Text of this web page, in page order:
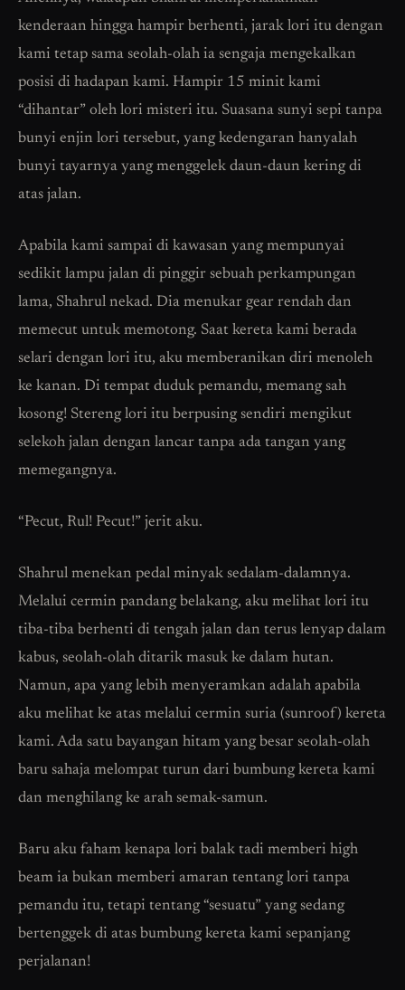
kenderaan hingga hampir berhenti, jarak lori itu dengan
kami tetap sama seolah-olah ia sengaja mengekalkan
posisi di hadapan kami. Hampir 15 minit kami
“dihantar” oleh lori misteri itu. Suasana sunyi sepi tanpa
bunyi enjin lori tersebut, yang kedengaran hanyalah
bunyi tayarnya yang menggelek daun-daun kering di
atas jalan.
Apabila kami sampai di kawasan yang mempunyai
sedikit lampu jalan di pinggir sebuah perkampungan
lama, Shahrul nekad. Dia menukar gear rendah dan
memecut untuk memotong. Saat kereta kami berada
selari dengan lori itu, aku memberanikan diri menoleh
ke kanan. Di tempat duduk pemandu, memang sah
kosong! Stereng lori itu berpusing sendiri mengikut
selekoh jalan dengan lancar tanpa ada tangan yang
memegangnya.
“Pecut, Rul! Pecut!” jerit aku.
Shahrul menekan pedal minyak sedalam-dalamnya.
Melalui cermin pandang belakang, aku melihat lori itu
tiba-tiba berhenti di tengah jalan dan terus lenyap dalam
kabus, seolah-olah ditarik masuk ke dalam hutan.
Namun, apa yang lebih menyeramkan adalah apabila
aku melihat ke atas melalui cermin suria (sunroof) kereta
kami. Ada satu bayangan hitam yang besar seolah-olah
baru sahaja melompat turun dari bumbung kereta kami
dan menghilang ke arah semak-samun.
Baru aku faham kenapa lori balak tadi memberi high
beam ia bukan memberi amaran tentang lori tanpa
pemandu itu, tetapi tentang “sesuatu” yang sedang
bertenggek di atas bumbung kereta kami sepanjang
perjalanan!